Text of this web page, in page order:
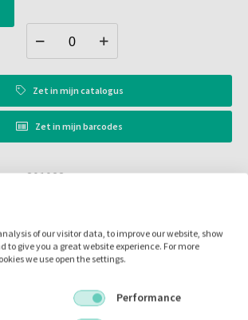
van de stift in het
kit of refills
Zet inmijn catalogus
Zet inmijn barcodes
301023
FVTV5-1
5.00 stuks
of our visitor data, to improve our website, show
to give you a great website experience. For more
we use open the settings.
Performance